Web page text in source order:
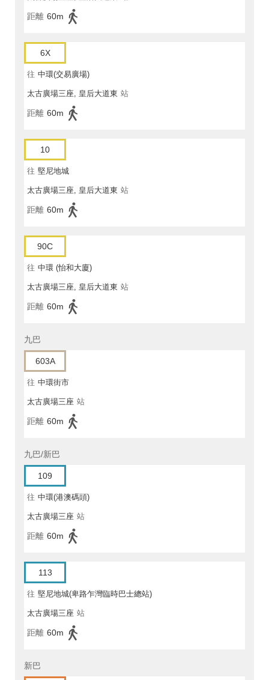
距離 60m
6X
往 中環(交易廣場)
太古廣場三座, 皇后大道東 站
距離 60m
10
往 堅尼地城
太古廣場三座, 皇后大道東 站
距離 60m
90C
往 中環 (怡和大廈)
太古廣場三座, 皇后大道東 站
距離 60m
九巴
603A
往 中環街市
太古廣場三座 站
距離 60m
九巴/新巴
109
往 中環(港澳碼頭)
太古廣場三座 站
距離 60m
113
往 堅尼地城(卑路乍灣臨時巴士總站)
太古廣場三座 站
距離 60m
新巴